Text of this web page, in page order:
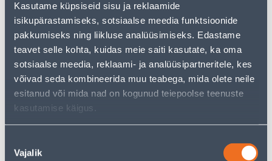
Kasutame küpsiseid sisu ja reklaamide
isikupärastamiseks, sotsiaalse meedia funktsioonide
pakkumiseks ning liikluse analüüsimiseks. Edastame
teavet selle kohta, kuidas meie saiti kasutate, ka oma
sotsiaalse meedia, reklaami- ja analüüsipartneritele, kes
võivad seda kombineerida muu teabega, mida olete neile
esitanud või mida nad on kogunud teiepoolse teenuste
kasutamise käigus.
valik
Vajalik
pakkuda!
Teie ostlemisrõõm ei pea aga siin lõppema - oma
uurimistööd saate jätkata, naastesavalehelevõi
kasutades meie võimsat otsingufunktsiooni, et leida
veelgi meelepärasemad valikuid. Head ostlemist!
• 14-päevane tagastusõigus.
• HANKIJA LAOST TELLITAV TOODE